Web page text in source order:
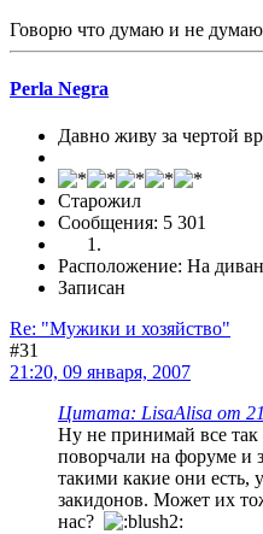
Говорю что думаю и не
Perla Negra
Давно живу за чертой
Старожил
Сообщения: 5 301
Расположение: На
Записан
Re: "Мужики и хозяйство"
#31
21:20, 09 января, 2007
Цитата: LisaAlisa от
Ну не принимай все так
поворчали на форуме
такими какие они есть,
закидонов. Может их
нас?